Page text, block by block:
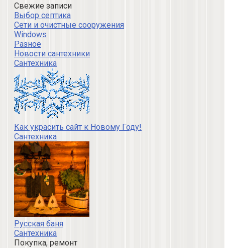
Свежие записи
Выбор септика
Сети и очистные сооружения
Windows
Разное
Новости сантехники
Сантехника
Как украсить сайт к Новому Году!
Сантехника
Русская баня
Сантехника
Покупка, ремонт